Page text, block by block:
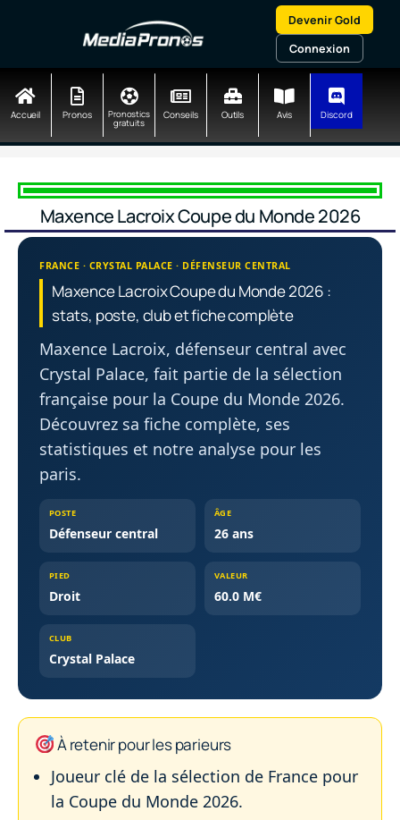
Devenir Gold
Connexion
Accueil Pronos Pronostics
gratuits
Conseils Outils Avis Discord
Maxence Lacroix Coupe du Monde 2026
FRANCE · CRYSTAL PALACE · DÉFENSEUR CENTRAL
Maxence Lacroix Coupe du Monde 2026 :
stats, poste, club et fiche complète
Maxence Lacroix, défenseur central avec
Crystal Palace, fait partie de la sélection
française pour la Coupe du Monde 2026.
Découvrez sa fiche complète, ses
statistiques et notre analyse pour les
paris.
POSTE
Défenseur central
ÂGE
26 ans
PIED
Droit
VALEUR
60.0 M€
CLUB
Crystal Palace
À retenir pour les parieurs
Joueur clé de la sélection de France pour
la Coupe du Monde 2026.